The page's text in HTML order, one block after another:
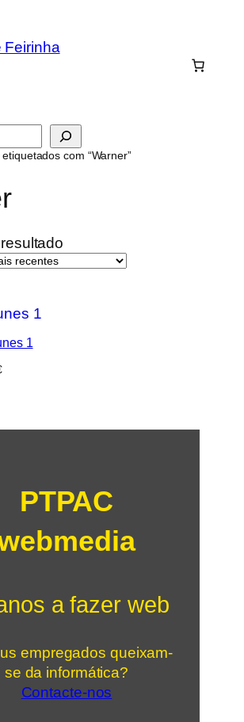
com “Warner”
1
PTPAC
a fazer web
empregados queixam-
se da informática?
Contacte-nos